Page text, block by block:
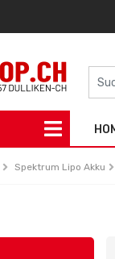
Spektrum Lipo Akku